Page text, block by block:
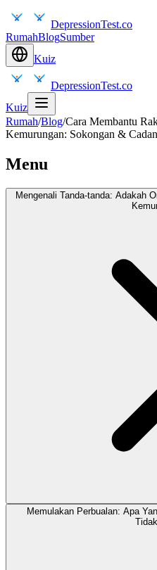
DepressionTest.co
RumahBlogSumber
Kuiz
DepressionTest.co
Kuiz
Rumah/Blog/Cara Membantu
Kemurungan: Sokongan &
Menu
Mengenali Tanda-tanda: Adakah
Memulakan Perbualan: Apa